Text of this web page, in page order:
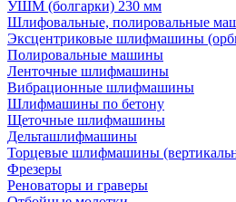
УШМ (болгарки) 230 мм
Шлифовальные, полировальные
Эксцентриковые шлифмашины
Полировальные машины
Ленточные шлифмашины
Вибрационные шлифмашины
Шлифмашины по бетону
Щеточные шлифмашины
Дельташлифмашины
Торцевые шлифмашины
Фрезеры
Реноваторы и граверы